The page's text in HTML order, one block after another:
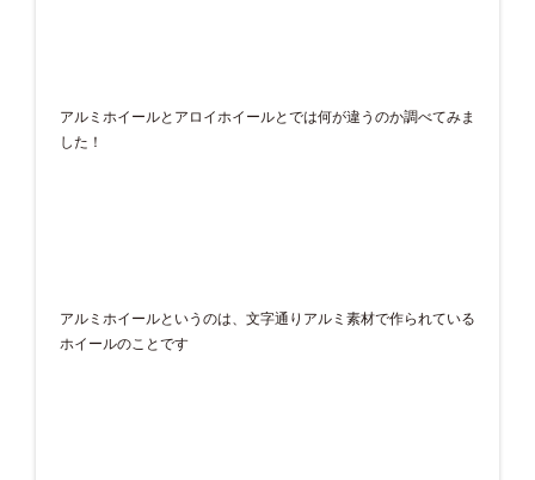
アルミホイールとアロイホイールとでは何が違うのか調べてみま
した！
アルミホイールというのは、文字通りアルミ素材で作られている
ホイールのことです